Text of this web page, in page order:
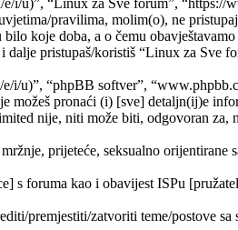
i/u)”, “Linux za Sve forum”,
pravilima, molim(o), ne
koje doba, a o čemu
pristupaš/koristiš “Linux za Sve
i/u)”, “phpBB softver”,
možeš pronaći (i) [sve] detaljn(ij)e
nije, niti može biti, odgovoran za,
prijeteće, seksualno
s foruma kao i obavijest ISPu
premjestiti/zatvoriti teme/postove sa